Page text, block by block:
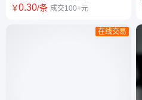
子连接电池线 ph2.0端子线
￥0.30/条 成交100+元
在线交易